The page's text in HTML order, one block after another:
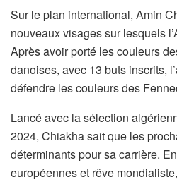
Sur le plan international, Amin
nouveaux visages sur lesquels
Après avoir porté les couleurs
danoises, avec 13 buts inscrits,
défendre les couleurs des
Lancé avec la sélection
2024, Chiakha sait que les
déterminants pour sa carrière.
européennes et rêve